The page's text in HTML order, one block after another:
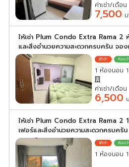
ค่าเช่า/เดือน
7,500
ให้เช่า Plum Condo Extra Rama 2
และสิ่งอำนวยความสะดวกครบครัน จอง
1 ห้องนอน
ค่าเช่า/เดือน
6,500
ให้เช่า Plum Condo Extra Rama 2
เฟอร์และสิ่งอำนวยความสะดวกครบครั
1 ห้องนอน